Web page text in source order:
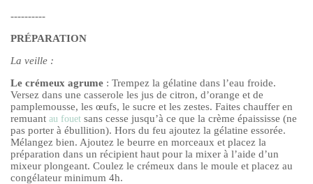
----------
PRÉPARATION
La veille :
Le crémeux agrume : Trempez la gélatine dans l’eau froide.
Versez dans une casserole les jus de citron, d’orange et de
pamplemousse, les œufs, le sucre et les zestes. Faites chauffer en
remuant au fouet sans cesse jusqu’à ce que la crème épaississe (ne
pas porter à ébullition). Hors du feu ajoutez la gélatine essorée.
Mélangez bien. Ajoutez le beurre en morceaux et placez la
préparation dans un récipient haut pour la mixer à l’aide d’un
mixeur plongeant. Coulez le crémeux dans le moule et placez au
congélateur minimum 4h.